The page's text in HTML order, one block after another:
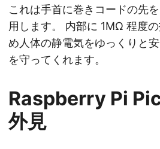
これは手首に巻きコードの先
用します。 内部に 1MΩ 程度
め人体の静電気をゆっくりと
を守ってくれます。
Raspberry Pi
外見